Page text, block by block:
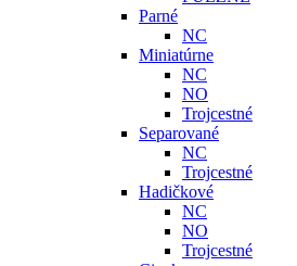
Parné
NC
Miniatúrne
NC
NO
Trojcestné
Separované
NC
Trojcestné
Hadičkové
NC
NO
Trojcestné